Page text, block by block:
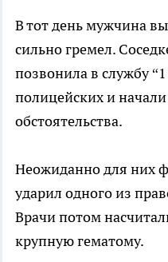
В тот день мужчина
сильно гремел.
позвонила в службу
полицейских и
обстоятельства.
Неожиданно для них
ударил одного из
Врачи потом
крупную гематому.